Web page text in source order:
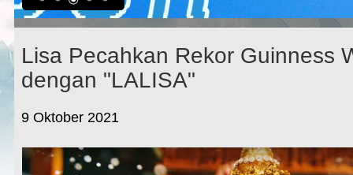
Lisa Pecahkan Rekor Guinness
dengan "LALISA"
9 Oktober 2021